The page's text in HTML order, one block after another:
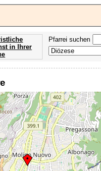
Pfarrei suchen
in Ihrer